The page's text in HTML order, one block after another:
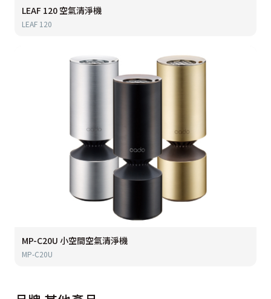
LEAF 120 空氣清淨機
LEAF 120
MP-C20U 小空間空氣清淨機
MP-C20U